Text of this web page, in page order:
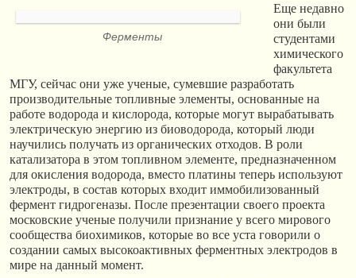
Ферменты
Еще недавно
они были
студентами
химического
факультета
МГУ, сейчас они уже ученые, сумевшие разработать
производительные топливные элементы, основанные на
работе водорода и кислорода, которые могут вырабатывать
электрическую энергию из биоводорода, который люди
научились получать из органических отходов. В роли
катализатора в этом топливном элементе, предназначенном
для окисления водорода, вместо платины теперь используют
электроды, в состав которых входит иммобилизованный
фермент гидрогеназы. После презентации своего проекта
московские ученые получили признание у всего мирового
сообщества биохимиков, которые во все уста говорили о
создании самых высокоактивных ферментных электродов в
мире на данный момент.